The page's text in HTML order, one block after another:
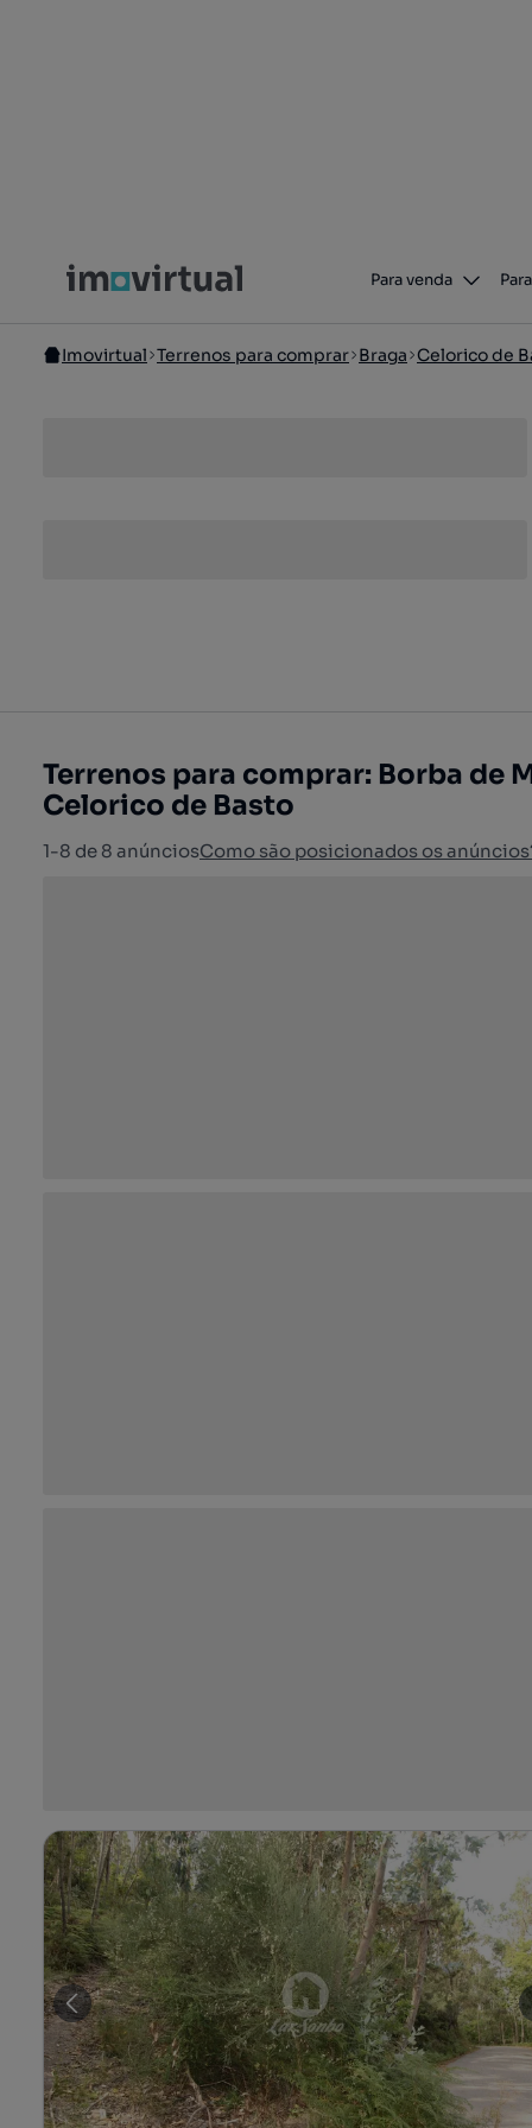
Para venda
Imovirtual Terrenos para comprar Braga Celorico de
Terrenos para comprar: Borba de
Celorico de Basto
1-8 de 8 anúnciosComo são posicionados os